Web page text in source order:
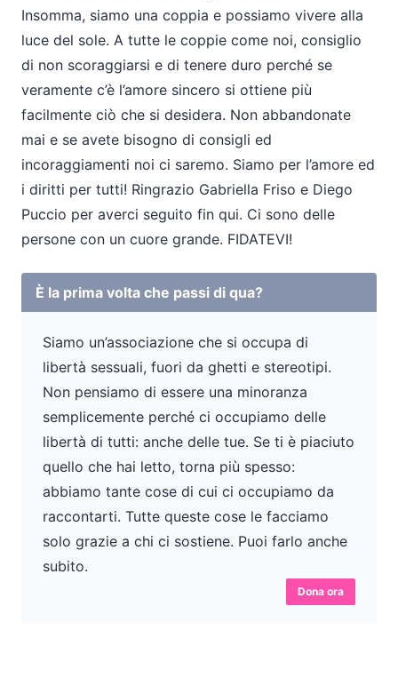
Insomma, siamo una coppia e possiamo vivere alla
luce del sole. A tutte le coppie come noi, consiglio
di non scoraggiarsi e di tenere duro perché se
veramente c’è l’amore sincero si ottiene più
facilmente ciò che si desidera. Non abbandonate
mai e se avete bisogno di consigli ed
incoraggiamenti noi ci saremo. Siamo per l’amore ed
i diritti per tutti! Ringrazio Gabriella Friso e Diego
Puccio per averci seguito fin qui. Ci sono delle
persone con un cuore grande. FIDATEVI!
È la prima volta che passi di qua?
Siamo un’associazione che si occupa di
libertà sessuali, fuori da ghetti e stereotipi.
Non pensiamo di essere una minoranza
semplicemente perché ci occupiamo delle
libertà di tutti: anche delle tue. Se ti è piaciuto
quello che hai letto, torna più spesso:
abbiamo tante cose di cui ci occupiamo da
raccontarti. Tutte queste cose le facciamo
solo grazie a chi ci sostiene. Puoi farlo anche
subito.
Dona ora